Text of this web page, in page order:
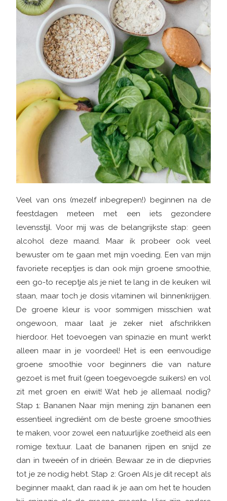
Veel van ons (mezelf inbegrepen!) beginnen na de
feestdagen meteen met een iets gezondere
levensstijl. Voor mij was de belangrijkste stap: geen
alcohol deze maand. Maar ik probeer ook veel
bewuster om te gaan met mijn voeding. Een van mijn
favoriete receptjes is dan ook mijn groene smoothie,
een go-to receptje als je niet te lang in de keuken wil
staan, maar toch je dosis vitaminen wil binnenkrijgen.
De groene kleur is voor sommigen misschien wat
ongewoon, maar laat je zeker niet afschrikken
hierdoor. Het toevoegen van spinazie en munt werkt
alleen maar in je voordeel! Het is een eenvoudige
groene smoothie voor beginners die van nature
gezoet is met fruit (geen toegevoegde suikers) en vol
zit met groen en eiwit! Wat heb je allemaal nodig?
Stap 1: Bananen Naar mijn mening zijn bananen een
essentieel ingrediënt om de beste groene smoothies
te maken, voor zowel een natuurlijke zoetheid als een
romige textuur. Laat de bananen rijpen en snijd ze
dan in tweeën of in drieën. Bewaar ze in de diepvries
tot je ze nodig hebt. Stap 2: Groen Als je dit recept als
beginner maakt, dan raad ik je aan om het te houden